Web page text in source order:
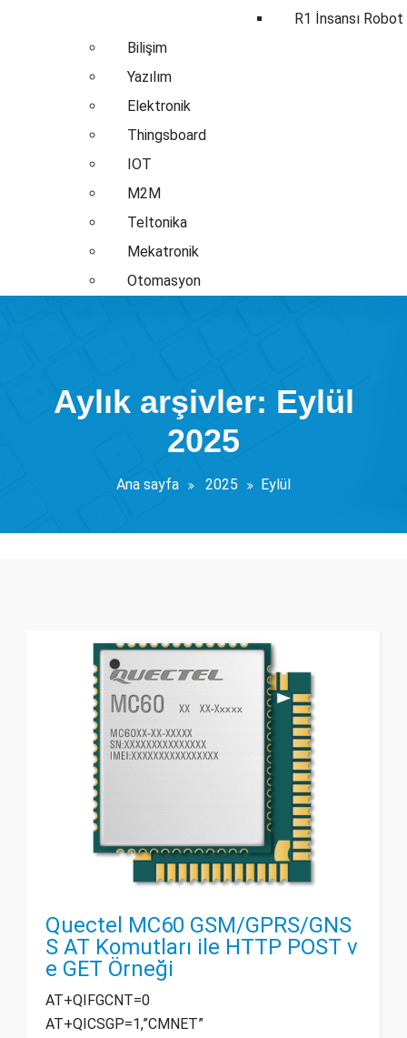
R1 İnsansı Robot
Bilişim
Yazılım
Elektronik
Thingsboard
IOT
M2M
Teltonika
Mekatronik
Otomasyon
Aylık arşivler: Eylül
2025
Ana sayfa 2025 Eylül
Quectel MC60 GSM/GPRS/GNS
S AT Komutları ile HTTP POST v
e GET Örneği
AT+QIFGCNT=0
AT+QICSGP=1,”CMNET”